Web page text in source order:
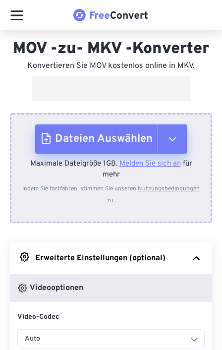
MOV -zu- MKV -Konverter
Konvertieren Sie MOV kostenlos online in MKV.
Dateien Auswählen
Vom Gerät
Von Dropbox
Maximale Dateigröße 1GB.Melden Sie sich anfür
mehr
Indem Sie fortfahren, stimmen Sie unseren Nutzungsbedingungen
zu.
Erweiterte Einstellungen (optional)
Videooptionen
Video-Codec
Auto